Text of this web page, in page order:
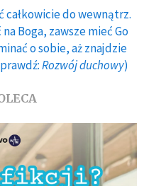
całkowicie do wewnątrz.
Boga, zawsze mieć Go
o sobie, aż znajdzie
Rozwój duchowy)